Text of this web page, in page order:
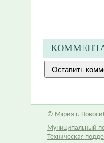
© Мэрия г.
Муниципальный
Техническая